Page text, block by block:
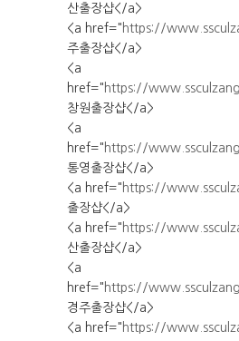
산출장샵</a>
<a href=" https://
주출장샵</a>
<a
href=" https://
창원출장샵</a>
<a
href=" https://
통영출장샵</a>
<a href=" https://
출장샵</a>
<a href=" https://
산출장샵</a>
<a
href=" https://
경주출장샵</a>
<a href=" https://